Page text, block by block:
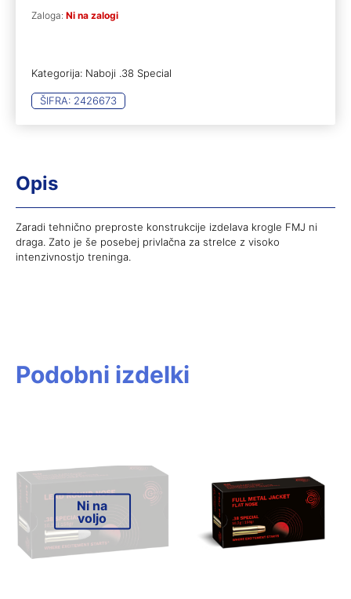
Zaloga: Ni na zalogi
Kategorija: Naboji .38 Special
ŠIFRA: 2426673
Opis
Zaradi tehnično preproste konstrukcije izdelava krogle FMJ ni
draga. Zato je še posebej privlačna za strelce z visoko
intenzivnostjo treninga.
Podobni izdelki
Ni na
voljo